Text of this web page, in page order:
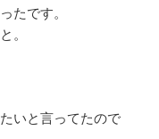
たです。
。
いと言ってたので